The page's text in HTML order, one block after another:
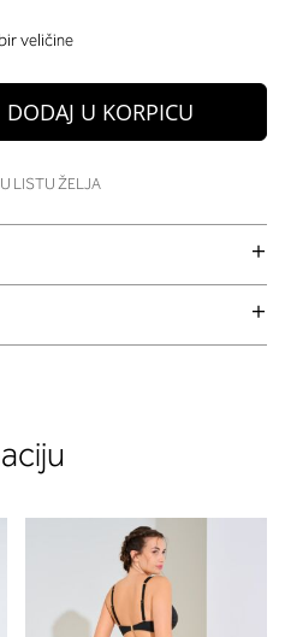
veličine
DODAJ U KORPICU
LISTU ŽELJA